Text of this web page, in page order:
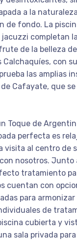
a la
de fondo. La
completan
de la belleza
Calchaquíes, con
las amplias
Cafayate, que
Toque de
perfecta es
visita al centro de
nosotros.
tratamiento
cuentan con
para armonizar
de
cubierta y
sala privada